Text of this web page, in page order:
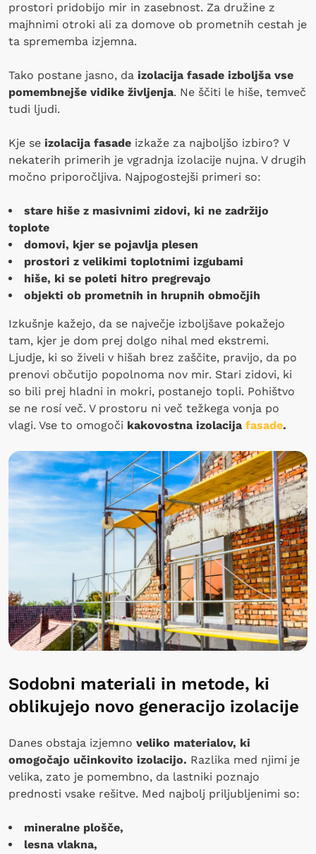
prostori pridobijo mir in zasebnost. Za družine z
majhnimi otroki ali za domove ob prometnih cestah je
ta sprememba izjemna.
Tako postane jasno, da izolacija fasade izboljša vse
pomembnejše vidike življenja. Ne ščiti le hiše, temveč
tudi ljudi.
Kje se izolacija fasade izkaže za najboljšo izbiro? V
nekaterih primerih je vgradnja izolacije nujna. V drugih
močno priporočljiva. Najpogostejši primeri so:
stare hiše z masivnimi zidovi, ki ne zadržijo
toplote
domovi, kjer se pojavlja plesen
prostori z velikimi toplotnimi izgubami
hiše, ki se poleti hitro pregrevajo
objekti ob prometnih in hrupnih območjih
Izkušnje kažejo, da se največje izboljšave pokažejo
tam, kjer je dom prej dolgo nihal med ekstremi.
Ljudje, ki so živeli v hišah brez zaščite, pravijo, da po
prenovi občutijo popolnoma nov mir. Stari zidovi, ki
so bili prej hladni in mokri, postanejo topli. Pohištvo
se ne rosí več. V prostoru ni več težkega vonja po
vlagi. Vse to omogoči kakovostna izolacija fasade.
Sodobni materiali in metode, ki
oblikujejo novo generacijo izolacije
Danes obstaja izjemno veliko materialov, ki
omogočajo učinkovito izolacijo. Razlika med njimi je
velika, zato je pomembno, da lastniki poznajo
prednosti vsake rešitve. Med najbolj priljubljenimi so:
mineralne plošče,
lesna vlakna,